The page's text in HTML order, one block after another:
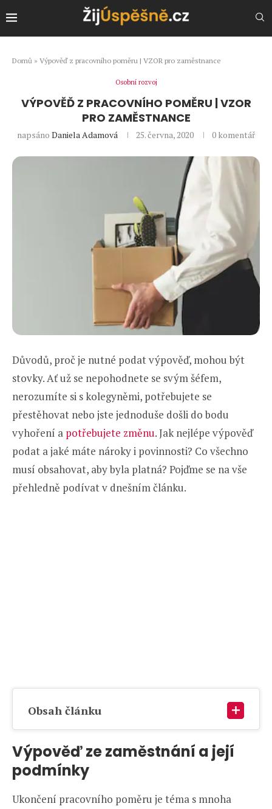
Domů » Výpověď z pracovního poměru | VZOR pro zaměstnance
Osobní rozvoj
VÝPOVĚĎ Z PRACOVNÍHO POMĚRU | VZOR
PRO ZAMĚSTNANCE
napsáno Daniela Adamová 25. června, 2020 0 komentář
Důvodů, proč je nutné podat výpověď, mohou být
stovky. Ať už se nepohodnete se svým šéfem,
nerozumíte si s kolegyněmi, potřebujete se
přestěhovat nebo jste jednoduše došli do bodu
vyhoření a potřebujete změnu. Jak nejlépe výpověď
podat a jaké máte nároky i povinnosti? Co všechno
musí obsahovat, aby byla platná? Pojďme se na vše
přehledně podívat v dnešním článku.
Obsah článku
Výpověď ze zaměstnání a její
podmínky
Ukončení pracovního poměru je téma s mnoha